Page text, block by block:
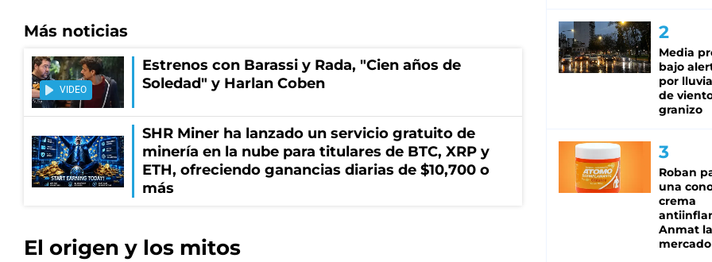
Más noticias
VIDEO
Estrenos con Barassi y Rada, "Cien años de
Soledad" y Harlan Coben
SHR Miner ha lanzado un servicio gratuito de
minería en la nube para titulares de BTC, XRP y
ETH, ofreciendo ganancias diarias de $10,700 o
más
El origen y los mitos
Media
bajo
por
de
granizo
Roban
una
crema
Anmat
mercado